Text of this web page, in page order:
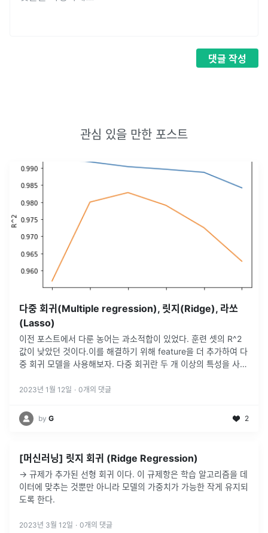
댓글 작성
관심 있을 만한 포스트
다중 회귀(Multiple regression), 릿지(Ridge), 라쏘
(Lasso)
이전 포스트에서 다룬 농어는 과소적합이 있었다. 훈련 셋의 R^2
값이 낮았던 것이다.이를 해결하기 위해 feature을 더 추가하여 다
중 회귀 모델을 사용해보자. 다중 회귀란 두 개 이상의 특성을 사용
을...
2023년 1월 12일 · 0개의 댓글
by G 2
[머신러닝] 릿지 회귀 (Ridge Regression)
→ 규제가 추가된 선형 회귀 이다. 이 규제항은 학습 알고리즘을 데
이터에 맞추는 것뿐만 아니라 모델의 가중치가 가능한 작게 유지되
도록 한다.
2023년 3월 12일 · 0개의 댓글